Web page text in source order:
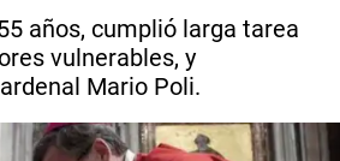
años, cumplió larga tarea
vulnerables, y
Mario Poli.